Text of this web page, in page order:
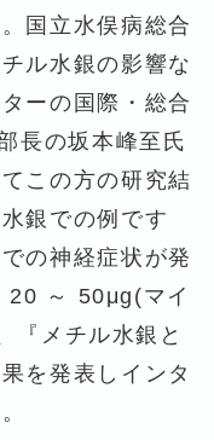
国立水俣病総合
ル水銀の影響な
ーの国際・総合
長の坂本峰至氏
この方の研究結
銀での例です
の神経症状が発
20 ～ 50μg(マイ
『メチル水銀と
を発表しインタ